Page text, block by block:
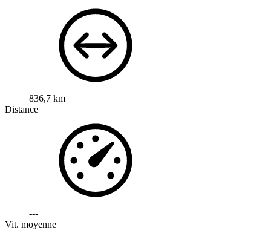
836,7 km
Distance
---
Vit. moyenne